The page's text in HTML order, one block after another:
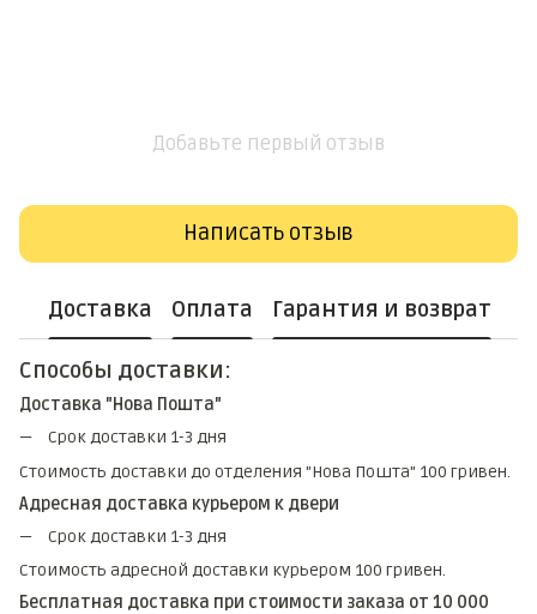
Добавьте первый отзыв
Написать отзыв
Доставка Оплата Гарантия и возврат
Способы доставки:
Доставка "Нова Пошта"
Срок доставки 1-3 дня
Стоимость доставки до отделения "Нова Пошта" 100 гривен.
Адресная доставка курьером к двери
Срок доставки 1-3 дня
Стоимость адресной доставки курьером 100 гривен.
Бесплатная доставка при стоимости заказа от 10 000